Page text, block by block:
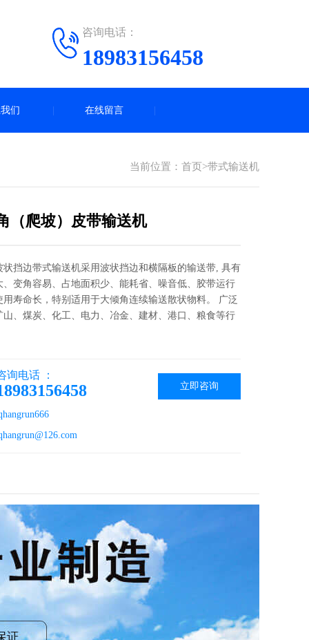
咨询电话：
18983156458
们 在线留言
当前位置： 首页>带式输送机
（爬坡）皮带输送机
状挡边带式输送机采用波状挡边和横隔板的输送带, 具有
、变角容易、占地面积少、能耗省、噪音低、胶带运行
用寿命长，特别适用于大倾角连续输送散状物料。 广泛
山、煤炭、化工、电力、冶金、建材、港口、粮食等行
立即咨询
询电话 ：